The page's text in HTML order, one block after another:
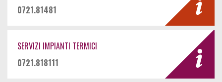
0721.81481
SERVIZI IMPIANTI TERMICI
0721.818111